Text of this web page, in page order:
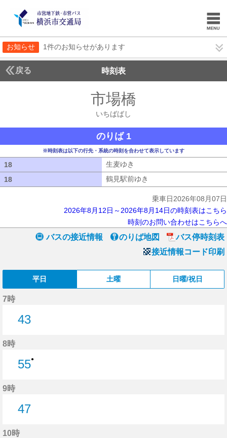
お知らせ 1件のお知らせがあります
戻る 時刻表
市場橋
いちばばし
のりば 1
※時刻表は以下の行先・系統の時刻を合わせて表示しています
18 生麦ゆき
18
鶴見駅前ゆき
乗車日2026年08月07日
2026年8月12日～2026年8月14日の時刻表はこちら
時刻のお問い合わせはこちらへ
バスの接近情報 のりば地図
バス停時刻表
接近情報コード印刷
平日 土曜 日曜/祝日
7時
43
8時
55●
9時
47
10時